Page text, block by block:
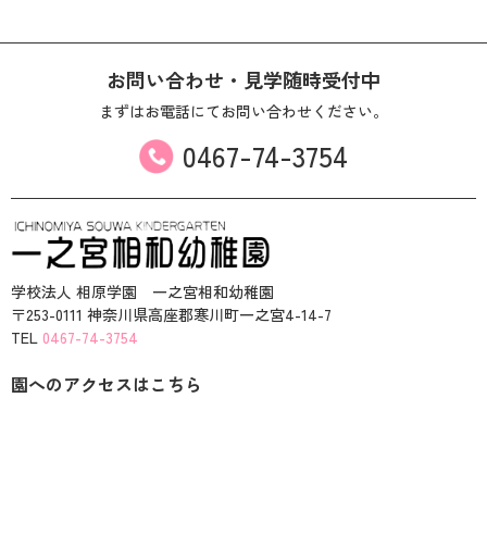
お問い合わせ・見学随時受付中
まずはお電話にて お問い合わせください。
0467-74-3754
学校法人 相原学園 一之宮相和幼稚園
〒253-0111 神奈川県高座郡寒川町一之宮4-14-7
TEL 0467-74-3754
園へのアクセスはこちら